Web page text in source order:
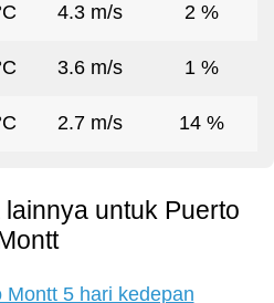
4.3 m/s 2 %
3.6 m/s 1 %
2.7 m/s 14 %
untuk Puerto
Montt 5 hari kedepan